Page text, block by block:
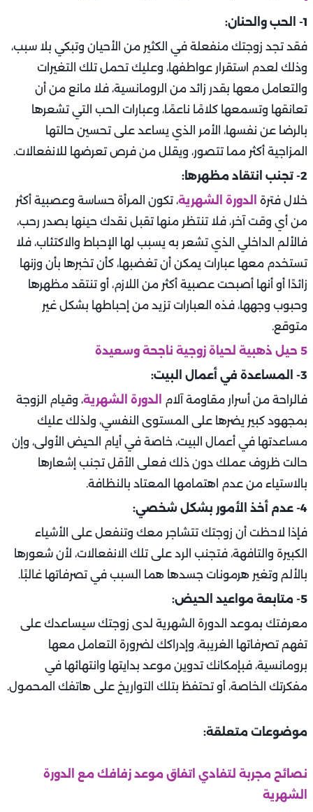
1- الحب والحنان:
فقد تجد زوجتك منفعلة في الكثير من الأحيان وتبكي بلا سبب،
وذلك لعدم استقرار عواطفها، وعليك تحمل تلك التغيرات
والتعامل معها بقدر زائد من الرومانسية، فلا مانع من أن
تعانقها وتسمعها كلامًا ناعمًا، وعبارات الحب التي تشعرها
بالرضا عن نفسها، الأمر الذي يساعد على تحسين حالتها
المزاجية أكثر مما تتصور، ويقلل من فرص تعرضها للانفعالات.
2- تجنب انتقاد مظهرها:
خلال فترة
الدورة الشهرية، تكون المرأة حساسة وعصبية أكثر
من أي وقت آخر، فلا تنتظر منها تقبل نقدك حينها بصدر رحب،
فالألم الداخلي الذي تشعر به يسبب لها الإحباط والاكتئاب، فلا
تستخدم معها عبارات يمكن أن تغضبها، كأن تخبرها بأن وزنها
زائدًا أو أنها أصبحت عصبية أكثر من اللازم، أو تنتقد مظهرها
وحبوب وجهها، فذه العبارات تزيد من إحباطها بشكل غير
متوقع.
5 حيل ذهبية لحياة زوجية ناجحة وسعيدة
3- المساعدة في أعمال البيت:
فالراحة من أسرار مقاومة آلام
الدورة الشهرية، وقيام الزوجة
بمجهود كبير يضرها على المستوى النفسي، ولذلك عليك
مساعدتها في أعمال البيت، خاصة في أيام الحيض الأولى، وإن
حالت ظروف عملك دون ذلك فعلى الأقل تجنب إشعارها
بالاستياء من عدم اهتمامها المعتاد بالنظافة.
4- عدم أخذ الأمور بشكل شخصي:
فإذا لاحظت أن زوجتك تتشاجر معك وتنفعل على الأشياء
الكبيرة والتافهة، فتجنب الرد على تلك الانفعالات، لأن شعورها
بالألم وتغير هرمونات جسدها هما السبب في تصرفاتها غالبًا.
5- متابعة مواعيد الحيض:
معرفتك بموعد الدورة الشهرية لدى زوجتك سيساعدك على
تفهم تصرفاتها الغريبة، وإدراكك لضرورة التعامل معها
برومانسية، فبإمكانك تدوين موعد بدايتها وانتهائها في
مفكرتك الخاصة، أو تحتفظ بتلك التواريخ على هاتفك المحمول.
موضوعات متعلقة:
نصائح مجربة لتفادي اتفاق موعد زفافك مع الدورة
الشهرية